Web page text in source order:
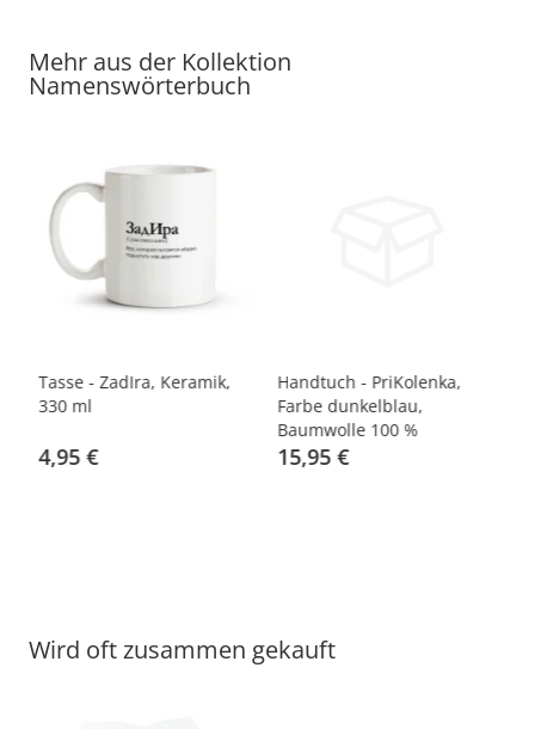
Mehr aus der Kollektion
Namenswörterbuch
Tasse - ZadIra, Keramik,
330 ml
4,95 €
Handtuch - PriKolenka,
Farbe dunkelblau,
Baumwolle 100 %
15,95 €
Wird oft zusammen gekauft